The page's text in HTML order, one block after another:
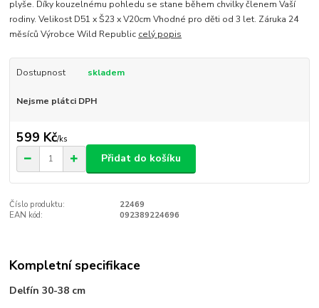
plyše. Díky kouzelnému pohledu se stane během chvilky členem Vaší
rodiny. Velikost D51 x Š23 x V20cm Vhodné pro děti od 3 let. Záruka 24
měsíců Výrobce Wild Republic celý popis
Dostupnost skladem
Nejsme plátci DPH
599 Kč/ks
Přidat do košíku
Číslo produktu:
22469
EAN kód:
092389224696
Kompletní specifikace
Delfín 30-38 cm